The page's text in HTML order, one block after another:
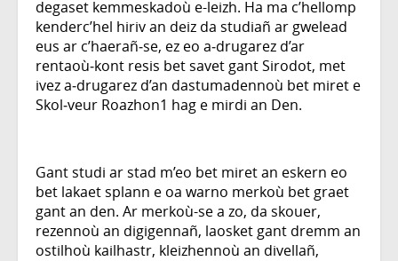
degaset kemmeskadoù e-leizh. Ha ma c’hellomp
kenderc’hel hiriv an deiz da studiañ ar gwelead
eus ar c’haerañ‑se, ez eo a‑drugarez d’ar
rentaoù‑kont resis bet savet gant Sirodot, met
ivez a‑drugarez d’an dastumadennoù bet miret e
Skol‑veur Roazhon1 hag e mirdi an Den.
Gant studi ar stad m’eo bet miret an eskern eo
bet lakaet splann e oa warno merkoù bet graet
gant an den. Ar merkoù-se a zo, da skouer,
rezennoù an digigennañ, laosket gant dremm an
ostilhoù kailhastr, kleizhennoù an divellañ,